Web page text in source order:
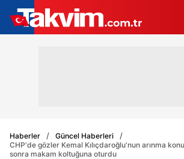
Haberler
Güncel Haberleri
CHP'de gözler Kemal Kılıçdaroğlu'nun arınma
sonra makam koltuğuna oturdu